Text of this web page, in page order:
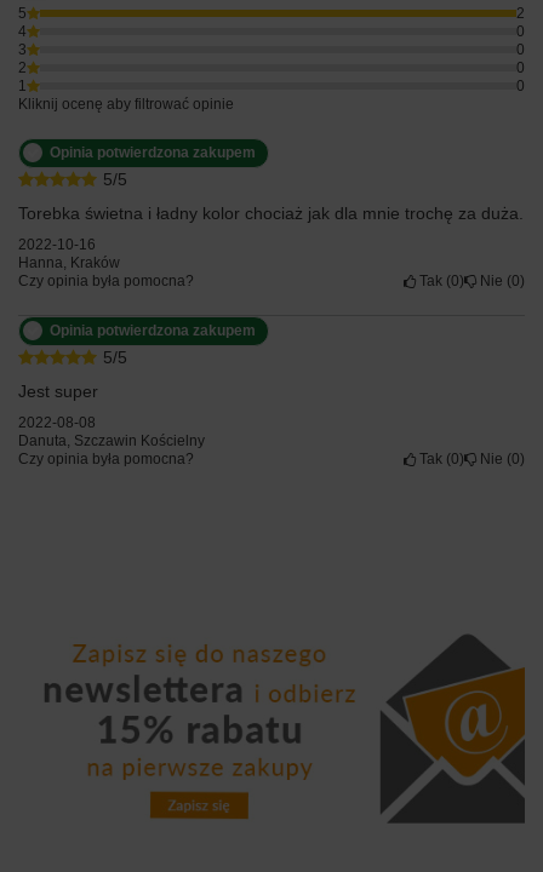
5
2
4
0
3
0
2
0
1
0
Kliknij ocenę aby filtrować opinie
5/5
Opinia potwierdzona zakupem
Torebka świetna i ładny kolor chociaż jak dla mnie trochę za duża.
2022-10-16
Hanna, Kraków
Czy opinia była pomocna?
Tak 0 Nie 0
5/5
Opinia potwierdzona zakupem
Jest super
2022-08-08
Danuta, Szczawin Kościelny
Czy opinia była pomocna?
Tak 0 Nie 0